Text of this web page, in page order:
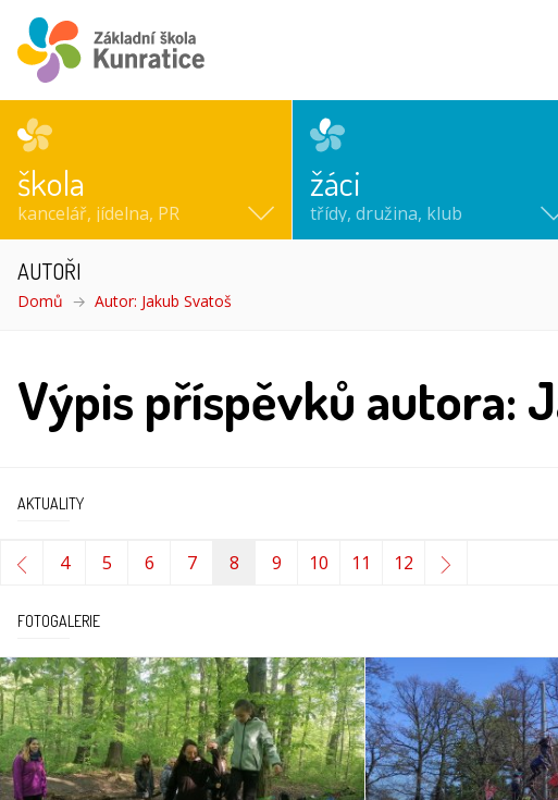
škola
kancelář, jídelna, PR
žáci
třídy, družina, klub
AUTOŘI
Domů Autor: Jakub Svatoš
Výpis příspěvků autora:
AKTUALITY
4 5 6 7 8 9 10 11 12
FOTOGALERIE